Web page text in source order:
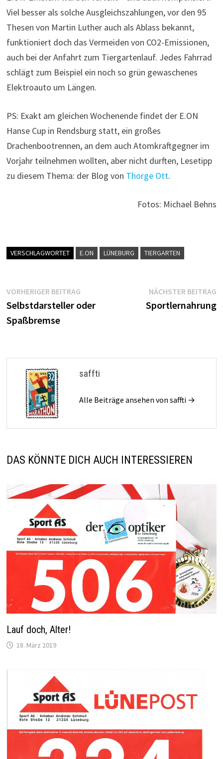
Viel besser als solche Ausgleichszahlungen, vor den 95
Thesen von Martin Luther auch als Ablass bekannt,
funktioniert doch das Vermeiden von CO2-Emissionen,
auch bei der Anfahrt zum Tiergartenlauf. Jedes Fahrrad
schlägt zum Beispiel ein noch so grün gewaschenes
Elektroauto um Längen.
PS: Exakt am gleichen Wochenende findet der E.ON
Hanse Cup in Rendsburg statt, ein großes
Drachenbootrennen, an dem auch Atomkraftgegner im
Vorjahr teilnehmen wollten, aber nicht durften, Lesetipp
zu diesem Thema: der Blog von Thorge Ott.
Fotos: Michael Behns
VERSCHLAGWORTET E.ON LÜNEBURG TIERGARTEN
Beitragsnavigation
VORHERIGER BEITRAGVorheriger
Beitrag:
Selbstdarsteller oder
Spaßbremse
NÄCHSTER BEITRAG
Sportlernahrung
saffti
Alle Beiträge ansehen von saffti →
DAS KÖNNTE DICH AUCH INTERESSIEREN
Lauf doch, Alter!
18. März 2019